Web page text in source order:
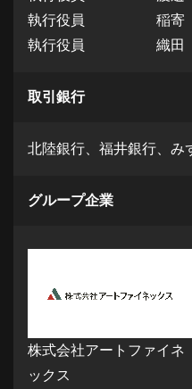
執行役員 稲寄
執行役員 織田
取引銀行
北陸銀行、福井銀行、み
グループ企業
株式会社アートファイネ
ックス